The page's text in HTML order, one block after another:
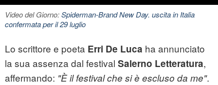
Video del Giorno:Spiderman-Brand New Day. uscita in Italia
confermata per il 29 luglio
Lo scrittore e poeta Erri De Luca ha annunciato
la sua assenza dal festival Salerno Letteratura,
affermando: "È il festival che si è escluso da me".